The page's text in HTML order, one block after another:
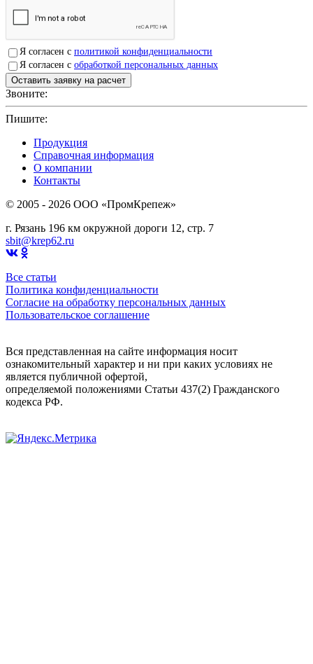
Я согласен с политикой конфиденциальности
Я согласен с обработкой персональных данных
Звоните:
Пишите:
Продукция
Справочная информация
О компании
Контакты
© 2005 - 2026 OOO «ПромКрепеж»
г. Рязань 196 км окружной дороги 12, стр. 7
sbit@krep62.ru
Все статьи
Политика конфиденциальности
Согласие на обработку персональных данных
Пользовательское соглашение
Вся представленная на сайте информация носит
ознакомительный характер и ни при каких условиях не
является публичной офертой,
определяемой положениями Статьи 437(2) Гражданского
кодекса РФ.